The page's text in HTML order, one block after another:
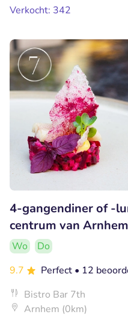
Verkocht: 342
4-gangendiner of -
centrum van Arnhem
Wo
Do
9.7
Perfect • 12
Bistro Bar 7th
Arnhem (0km)